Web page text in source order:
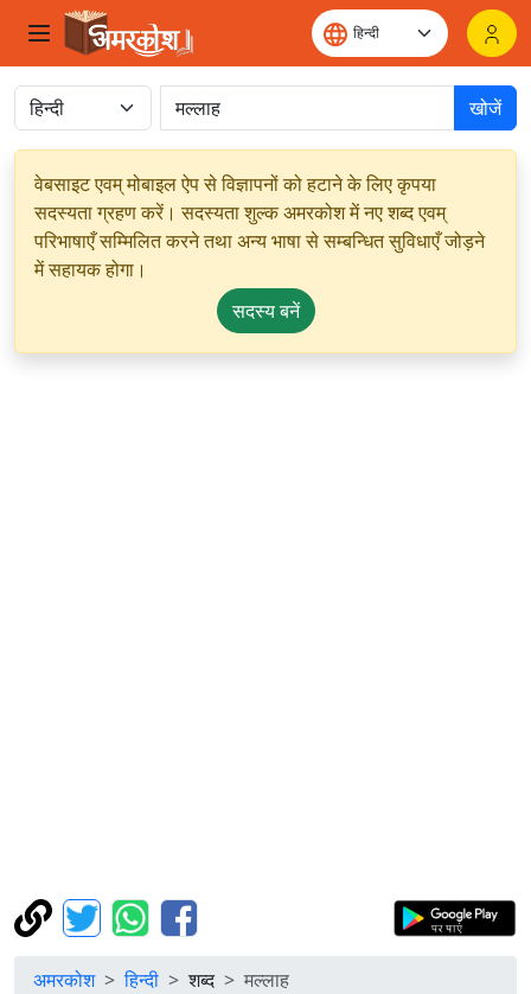
खोजें
वेबसाइट एवम् मोबाइल ऐप से विज्ञापनों को हटाने के लिए कृपया
सदस्यता ग्रहण करें। सदस्यता शुल्क अमरकोश में नए शब्द एवम्
परिभाषाएँ सम्मिलित करने तथा अन्य भाषा से सम्बन्धित सुविधाएँ जोड़ने
में सहायक होगा।
सदस्य बनें
अमरकोश हिन्दी शब्द मल्लाह